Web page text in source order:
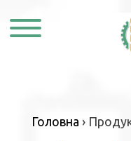
to
Головна ›